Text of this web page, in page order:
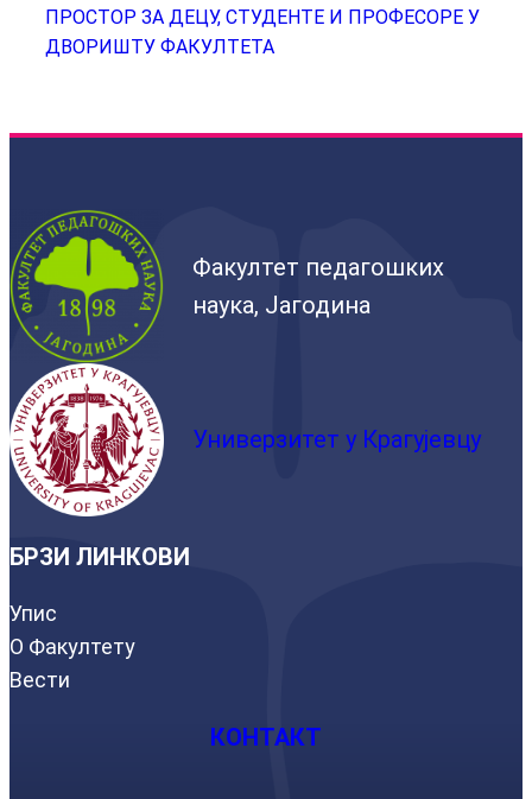
ПРОСТОР ЗА ДЕЦУ, СТУДЕНТЕ И ПРОФЕСОРЕ У
ДВОРИШТУ ФАКУЛТЕТА
Факултет педагошких
наука, Јагодина
Универзитет у Крагујевцу
БРЗИ ЛИНКОВИ
Упис
О Факултету
Вести
КОНТАКТ